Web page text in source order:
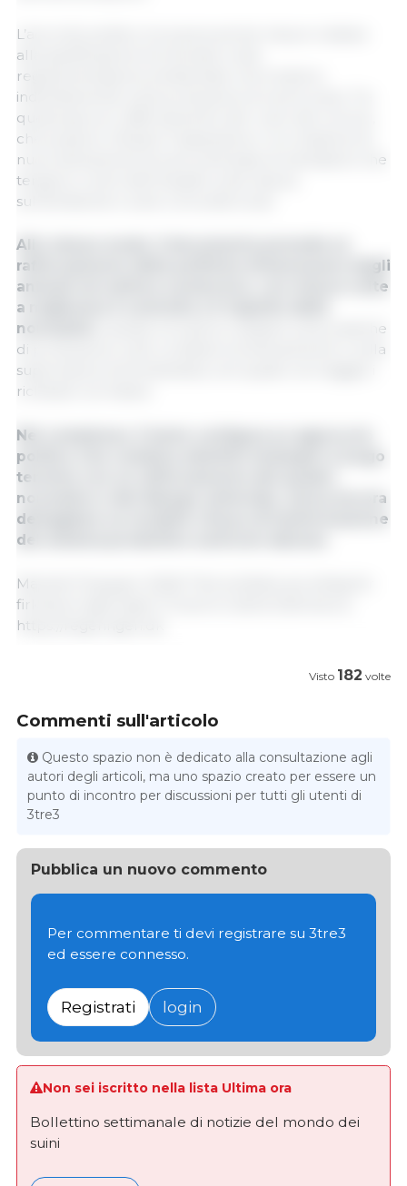
L’accordo politico incorpora anche misure relative
alla pianificazione territoriale e alla
regolamentazione ambientale che incidono
indirettamente sulla produzione di carne suina. Tra
questi spicca il rafforzamento del ruolo dei comuni,
che possono rifiutare l'espansione o la creazione di
nuovi allevamenti di suini sulla base di valutazioni che
tengono conto dell'impatto sulla natura,
sull'ambiente e sulle comunità locali.
Allo stesso modo, il documento prevede un
rafforzamento delle politiche di benessere degli
animali nel settore zootecnico, con misure volte
a migliorare il controllo e il rispetto delle
normative
. Queste includono iniziative sulle pratiche
di produzione, sulle condizioni di allevamento e sulla
supervisione amministrativa, nel quadro di maggiori
richieste normative.
Nel complesso, il testo configura un approccio
politico che combina obiettivi strategici a lungo
termine con un rafforzamento del quadro
normativo e del dialogo settoriale, senza ancora
dettagliare un modello chiuso di trasformazione
del sistema produttivo suinicolo danese.
Martedì 16 giugno 2026/ “Det politiske grundlag for
firkløverregeringen”/ Governo della Danimarca.
https://regeringen.dk
Visto 182 volte
Commenti sull'articolo
Questo spazio non è dedicato alla consultazione agli
autori degli articoli, ma uno spazio creato per essere un
punto di incontro per discussioni per tutti gli utenti di
3tre3
Pubblica un nuovo commento
Per commentare ti devi registrare su 3tre3
ed essere connesso.
Registrati login
Non sei iscritto nella lista Ultima ora
Bollettino settimanale di notizie del mondo dei
suini